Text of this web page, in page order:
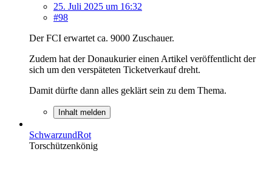
25. Juli 2025 um 16:32
#98
Der FCI erwartet ca. 9000 Zuschauer.
Zudem hat der Donaukurier einen Artikel veröffentlicht der
sich um den verspäteten Ticketverkauf dreht.
Damit dürfte dann alles geklärt sein zu dem Thema.
Inhalt melden
SchwarzundRot
Torschützenkönig